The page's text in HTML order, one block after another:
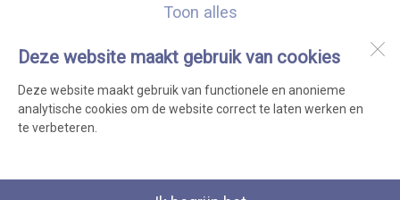
Deze website maakt gebruik van cookies
Deze website maakt gebruik van functionele en anonieme
analytische cookies om de website correct te laten werken en
te verbeteren.
Toon alles
Clubhuis: Voorpolderweg 2A
1746 BA Dirkshorn